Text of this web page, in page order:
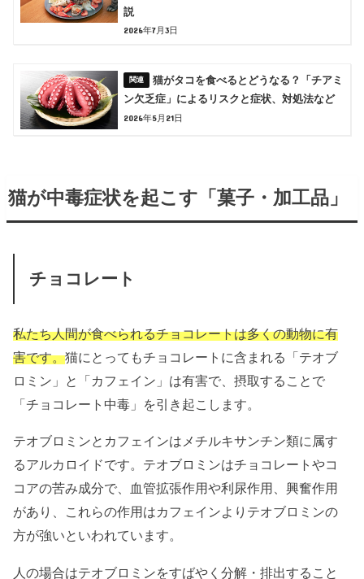
説
2026年7月3日
猫がタコを食べるとどうなる？「チアミ
ン欠乏症」によるリスクと症状、対処法など
2026年5月21日
猫が中毒症状を起こす「菓子・加工品」
チョコレート
私たち人間が食べられるチョコレートは多くの動物に有
害です。猫にとってもチョコレートに含まれる「テオブ
ロミン」と「カフェイン」は有害で、摂取することで
「チョコレート中毒」を引き起こします。
テオブロミンとカフェインはメチルキサンチン類に属す
るアルカロイドです。テオブロミンはチョコレートやコ
コアの苦み成分で、 血管拡張作用や利尿作用、興奮作用
があり、これらの作用はカフェインよりテオブロミンの
方が強いといわれています。
人の場合はテオブロミンをすばやく分解・排出すること